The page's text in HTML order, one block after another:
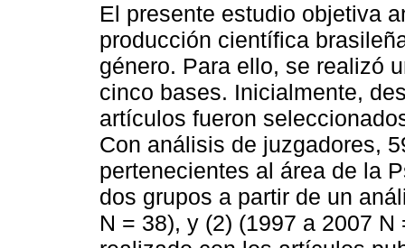
El presente estudio objetiva
producción científica
género. Para ello, se realizó
cinco bases. Inicialmente,
artículos fueron
Con análisis de juzgadores,
pertenecientes al área de la
dos grupos a partir de un
N = 38), y (2) (1997 a 2007